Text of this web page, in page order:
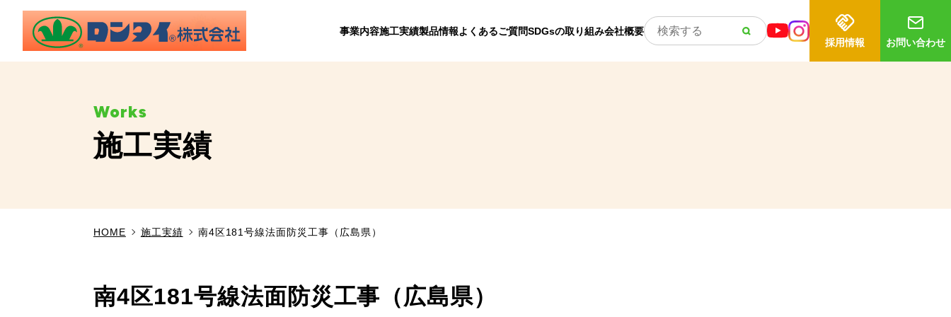
事業内容施工実績製品情報よくあるご質問SDGsの取り組み会社概要
採用情報
お問い合わせ
施工実績
HOME 施工実績 南4区181号線法面防災工事（広島県）
南4区181号線法面防災工事（広島県）